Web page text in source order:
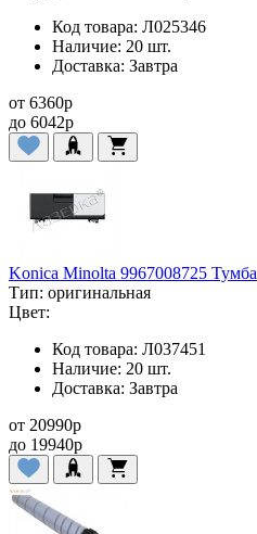
Код товара: Л025346
Наличие: 20 шт.
Доставка: Завтра
от 6360p
до 6042p
Konica Minolta 9967008725 Тумба
Тип: оригинальная
Цвет:
Код товара: Л037451
Наличие: 20 шт.
Доставка: Завтра
от 20990p
до 19940p